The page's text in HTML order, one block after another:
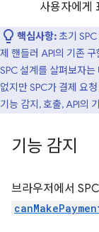
사용자에게
핵심사항:초기
제 핸들러 API의 기존
SPC 설계를 살펴보자
없지만 SPC가 결제 요
기능 감지, 호출, API의
기능 감지
브라우저에서